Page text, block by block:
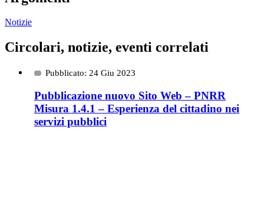
Notizie
Circolari, notizie, eventi correlati
Pubblicato: 24 Giu 2023
Pubblicazione nuovo Sito Web – PNRR
Misura 1.4.1 – Esperienza del cittadino nei
servizi pubblici